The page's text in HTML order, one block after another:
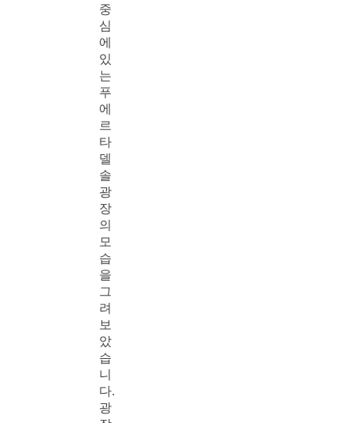
중
심
에
있
는
푸
에
르
타
델
솔
광
장
의
모
습
을
그
려
보
았
습
니
다.
광